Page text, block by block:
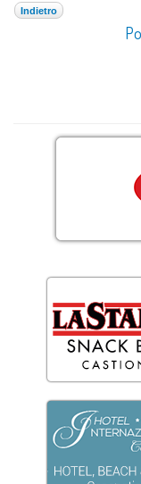
Indietro